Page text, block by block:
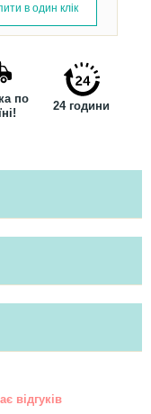
по
24 години
відгуків